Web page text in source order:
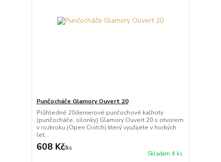
Punčocháče Glamory Ouvert 20
Průhledné 20denierové punčochové kalhoty
(punčocháče, silonky) Glamory Ouvert 20 s otvorem
v rozkroku (Open Crotch) který využijete v horkých
let...
608 Kč/ks
Skladem 4 ks